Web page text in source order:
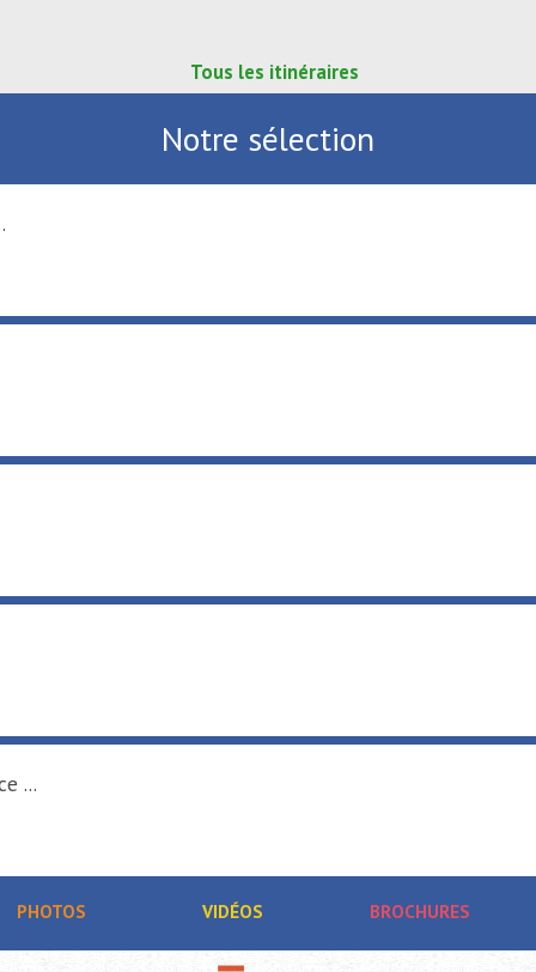
Tous les itinéraires
Notre sélection
...
PHOTOS VIDÉOS BROCHURES